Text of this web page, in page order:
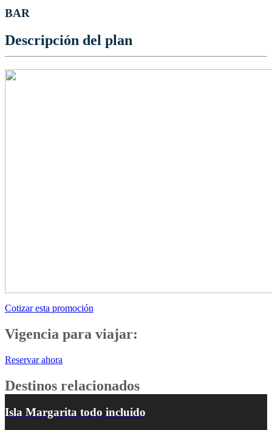
BAR
Descripción del plan
Cotizar esta promoción
Vigencia para viajar:
Reservar ahora
Destinos relacionados
Isla Margarita todo incluido